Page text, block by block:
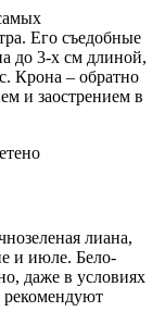
Его съедобные
до 3-х см длиной,
Крона – обратно
и заострением в
лиана,
и июле. Бело-
даже в условиях
рекомендуют